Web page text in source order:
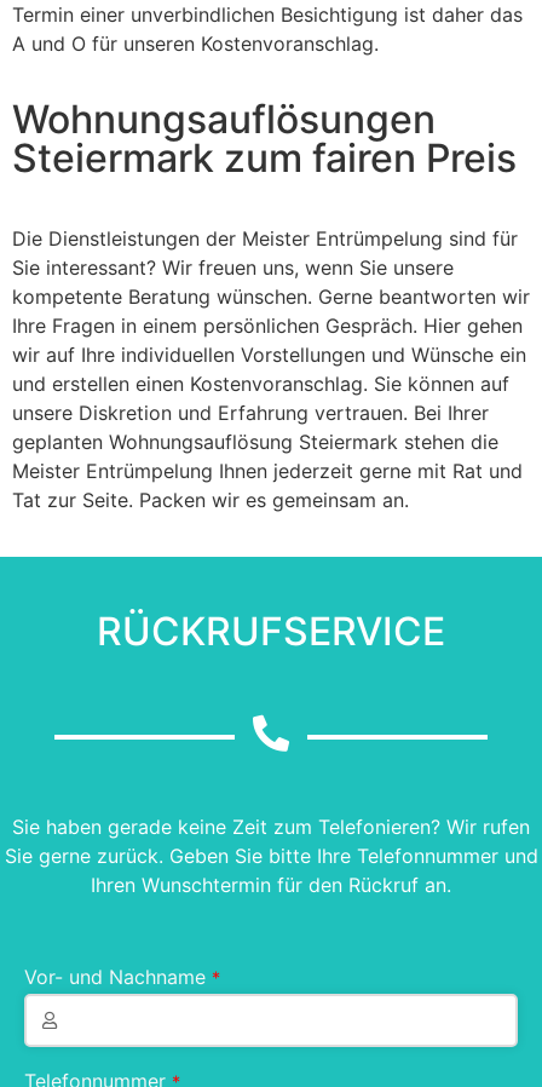
Termin einer unverbindlichen Besichtigung ist daher das
A und O für unseren Kostenvoranschlag.
Wohnungsauflösungen
Steiermark zum fairen Preis
Die Dienstleistungen der Meister Entrümpelung sind für
Sie interessant? Wir freuen uns, wenn Sie unsere
kompetente Beratung wünschen. Gerne beantworten wir
Ihre Fragen in einem persönlichen Gespräch. Hier gehen
wir auf Ihre individuellen Vorstellungen und Wünsche ein
und erstellen einen Kostenvoranschlag. Sie können auf
unsere Diskretion und Erfahrung vertrauen. Bei Ihrer
geplanten Wohnungsauflösung Steiermark stehen die
Meister Entrümpelung Ihnen jederzeit gerne mit Rat und
Tat zur Seite. Packen wir es gemeinsam an.
RÜCKRUFSERVICE
Sie haben gerade keine Zeit zum Telefonieren? Wir rufen
Sie gerne zurück. Geben Sie bitte Ihre Telefonnummer und
Ihren Wunschtermin für den Rückruf an.
Vor- und Nachname *
Telefonnummer *